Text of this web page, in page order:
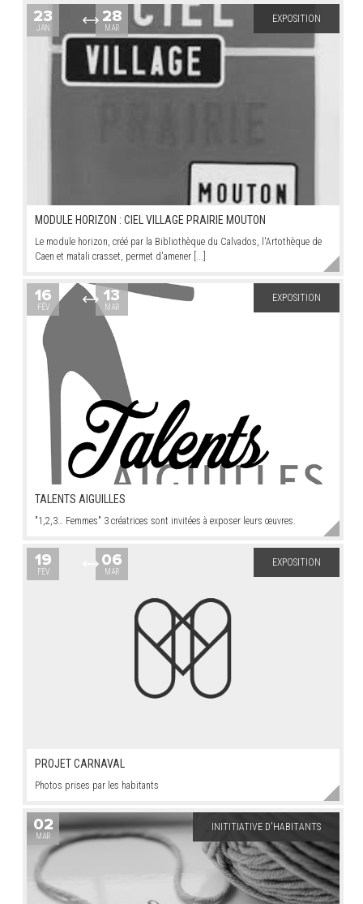
MODULE HORIZON : CIEL VILLAGE PRAIRIE MOUTON
Le module horizon, créé par la Bibliothèque du Calvados, l'Artothèque de
Caen et matali crasset, permet d'amener [...]
23
JAN
28
MAR
EXPOSITION
TALENTS AIGUILLES
"1,2,3… Femmes" 3 créatrices sont invitées à exposer leurs œuvres.
16
FÉV
13
MAR
EXPOSITION
PROJET CARNAVAL
Photos prises par les habitants
19
FÉV
06
MAR
EXPOSITION
02
MAR
INITITIATIVE D'HABITANTS
ARRÊTÉS MUNICIPAUX
DÉLIBÉRATIONS